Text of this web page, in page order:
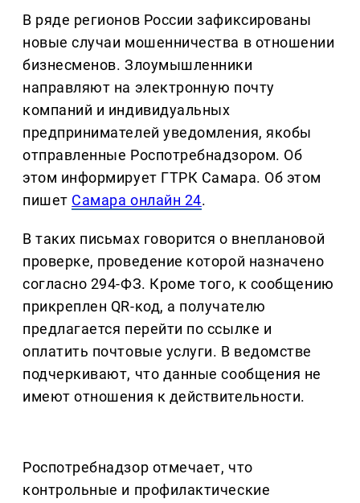
В ряде регионов России зафиксированы
новые случаи мошенничества в отношении
бизнесменов. Злоумышленники
направляют на электронную почту
компаний и индивидуальных
предпринимателей уведомления, якобы
отправленные Роспотребнадзором. Об
этом информирует ГТРК Самара. Об этом
пишет Самара онлайн 24.
В таких письмах говорится о внеплановой
проверке, проведение которой назначено
согласно 294-ФЗ. Кроме того, к сообщению
прикреплен QR-код, а получателю
предлагается перейти по ссылке и
оплатить почтовые услуги. В ведомстве
подчеркивают, что данные сообщения не
имеют отношения к действительности.
Роспотребнадзор отмечает, что
контрольные и профилактические